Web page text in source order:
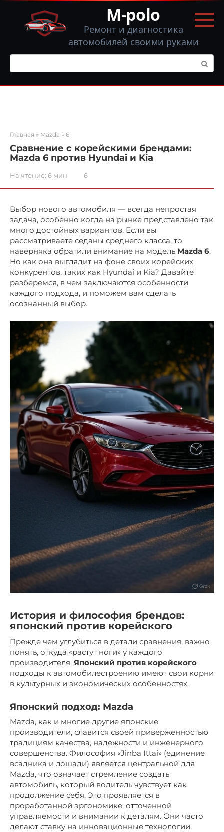
Перейти
контенту
M-polo
Ремонт и диагностика
автомобилей своими руками
Поиск:
Главная » Mazda » 6
Сравнение с корейскими брендами:
Mazda 6 против Hyundai и Kia
На чтение: 6 мин 6
Выбор нового автомобиля — всегда непростая
задача, особенно когда на рынке представлено так
много достойных вариантов. Если вы
рассматриваете седаны среднего класса, то
наверняка обратили внимание на модель Mazda 6.
Но как она выглядит на фоне своих корейских
конкурентов, таких как Hyundai и Kia? Давайте
разберемся, в чем заключаются особенности
каждого подхода, и поможем вам сделать
осознанный выбор.
История и философия брендов:
японский против корейского
Прежде чем углубиться в детали сравнения, важно
понять, откуда «растут ноги» у каждого
производителя. Японский против корейского
подходы к автомобилестроению имеют свои корни
в культурных и экономических особенностях.
Японский подход: Mazda
Mazda, как и многие другие японские
производители, славится своей приверженностью
традициям качества, надежности и инженерного
совершенства. Философия «Jinba Ittai» (единение
всадника и лошади) является центральной для
Mazda, что означает стремление создать
автомобиль, который водитель чувствует как
продолжение себя. Это проявляется в
проработанной эргономике, отточенной
управляемости и внимании к деталям. Они часто
делают ставку на инновационные технологии,